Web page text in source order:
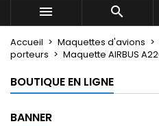
 
Accueil Maquettes d'avions
porteurs
Maquette AIRBUS
BOUTIQUE EN LIGNE
BANNER